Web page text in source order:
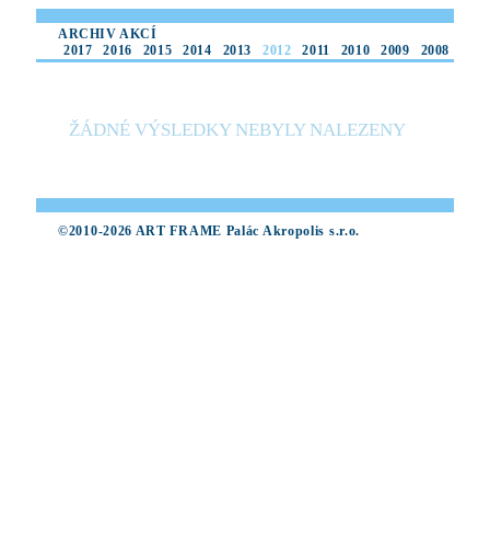
ARCHIV AKCÍ
2017
2016 2015 2014 2013 2012 2011 2010 2009 2008
ŽÁDNÉ VÝSLEDKY NEBYLY NALEZENY
©2010-2026 ART FRAME Palác Akropolis s.r.o.